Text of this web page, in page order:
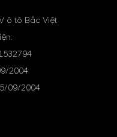
ô tô Bắc Việt
2004
09/2004